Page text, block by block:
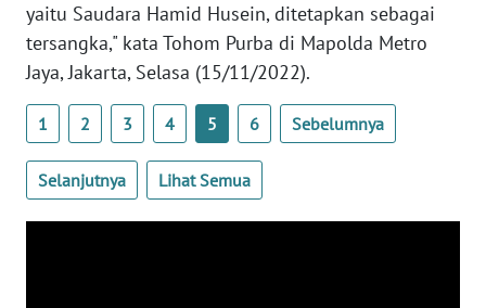
yaitu Saudara Hamid Husein, ditetapkan sebagai
tersangka," kata Tohom Purba di Mapolda Metro
Jaya, Jakarta, Selasa (15/11/2022).
1 2 3 4 5 6 Sebelumnya
Selanjutnya Lihat Semua
WN
WN
SERAMBI
WN
JAMBI